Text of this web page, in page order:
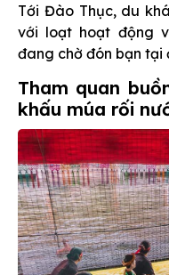
Tới Đào Thục, du
với loạt hoạt động
đang chờ đón bạn tại
Tham quan
khấu múa rối